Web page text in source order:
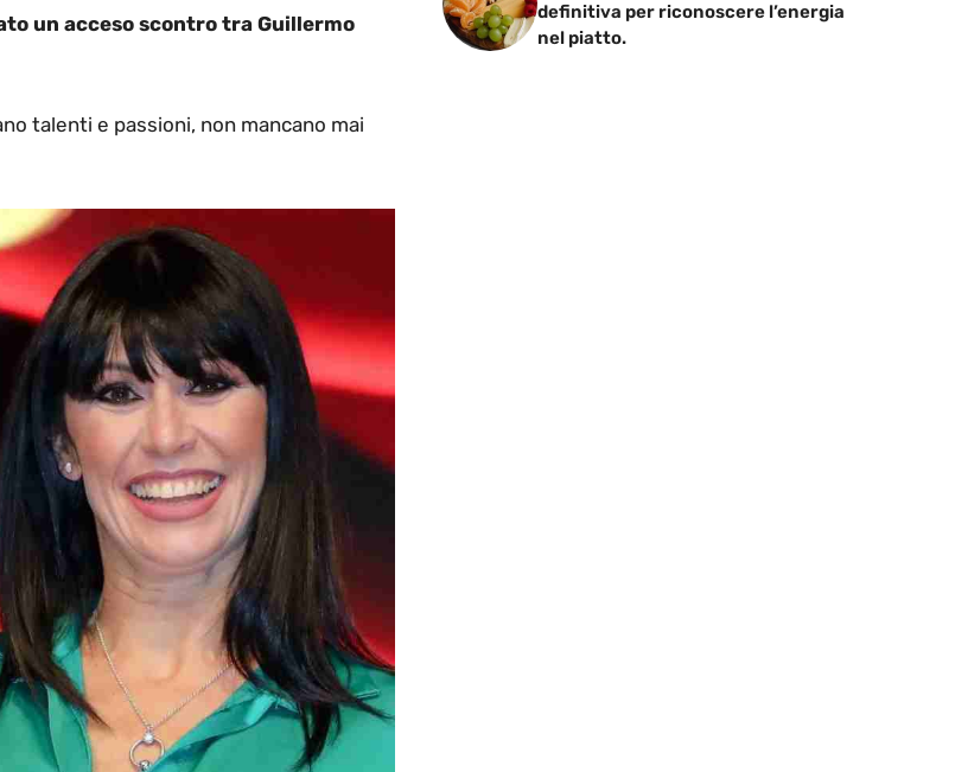
un acceso scontro tra Guillermo
talenti e passioni, non mancano mai
definitiva per riconoscere l’energia
nel piatto.